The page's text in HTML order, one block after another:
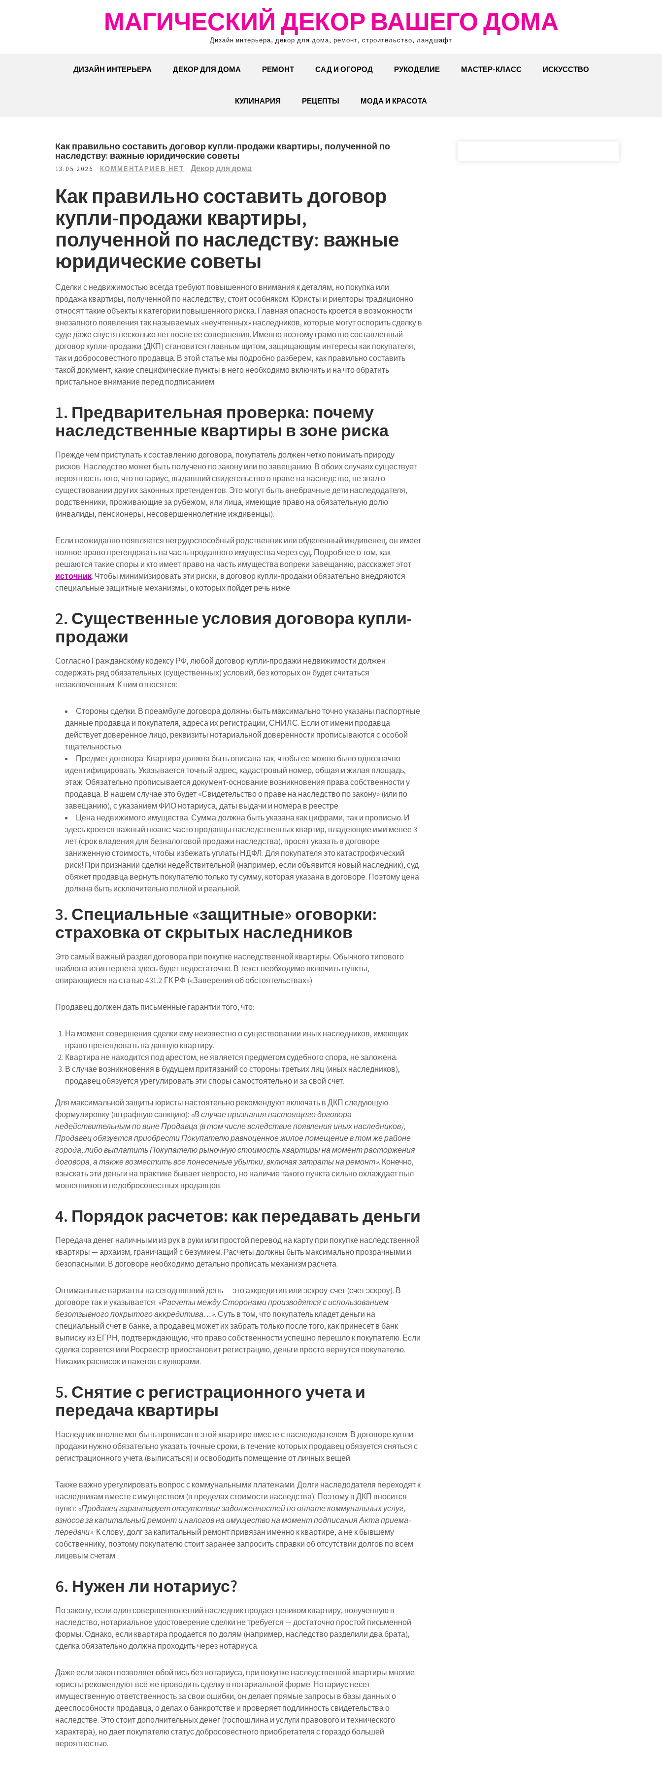
МАГИЧЕСКИЙ ДЕКОР ВАШЕГО ДОМА
Дизайн интерьера, декор для дома, ремонт, строительство, ландшафт
ДИЗАЙН ИНТЕРЬЕРА ДЕКОР ДЛЯ ДОМА РЕМОНТ САД И ОГОРОД РУКОДЕЛИЕ МАСТЕР-КЛАСС ИСКУССТВО
КУЛИНАРИЯ РЕЦЕПТЫ МОДА И КРАСОТА
Как правильно составить договор купли-продажи квартиры, полученной по
наследству: важные юридические советы
13.05.2026 КОММЕНТАРИЕВ НЕТ Декор для дома
Как правильно составить договор
купли-продажи квартиры,
полученной по наследству: важные
юридические советы
Сделки с недвижимостью всегда требуют повышенного внимания к деталям, но покупка или
продажа квартиры, полученной по наследству, стоит особняком. Юристы и риелторы традиционно
относят такие объекты к категории повышенного риска. Главная опасность кроется в возможности
внезапного появления так называемых «неучтенных» наследников, которые могут оспорить сделку в
суде даже спустя несколько лет после ее совершения. Именно поэтому грамотно составленный
договор купли-продажи (ДКП) становится главным щитом, защищающим интересы как покупателя,
так и добросовестного продавца. В этой статье мы подробно разберем, как правильно составить
такой документ, какие специфические пункты в него необходимо включить и на что обратить
пристальное внимание перед подписанием.
1. Предварительная проверка: почему
наследственные квартиры в зоне риска
Прежде чем приступать к составлению договора, покупатель должен четко понимать природу
рисков. Наследство может быть получено по закону или по завещанию. В обоих случаях существует
вероятность того, что нотариус, выдавший свидетельство о праве на наследство, не знал о
существовании других законных претендентов. Это могут быть внебрачные дети наследодателя,
родственники, проживающие за рубежом, или лица, имеющие право на обязательную долю
(инвалиды, пенсионеры, несовершеннолетние иждивенцы).
Если неожиданно появляется нетрудоспособный родственник или обделенный иждивенец, он имеет
полное право претендовать на часть проданного имущества через суд. Подробнее о том, как
решаются такие споры и кто имеет право на часть имущества вопреки завещанию, расскажет этот
источник. Чтобы минимизировать эти риски, в договор купли-продажи обязательно внедряются
специальные защитные механизмы, о которых пойдет речь ниже.
2. Существенные условия договора купли-
продажи
Согласно Гражданскому кодексу РФ, любой договор купли-продажи недвижимости должен
содержать ряд обязательных (существенных) условий, без которых он будет считаться
незаключенным. К ним относятся:
Стороны сделки. В преамбуле договора должны быть максимально точно указаны паспортные
данные продавца и покупателя, адреса их регистрации, СНИЛС. Если от имени продавца
действует доверенное лицо, реквизиты нотариальной доверенности прописываются с особой
тщательностью.
Предмет договора. Квартира должна быть описана так, чтобы ее можно было однозначно
идентифицировать. Указывается точный адрес, кадастровый номер, общая и жилая площадь,
этаж. Обязательно прописывается документ-основание возникновения права собственности у
продавца. В нашем случае это будет «Свидетельство о праве на наследство по закону» (или по
завещанию), с указанием ФИО нотариуса, даты выдачи и номера в реестре.
Цена недвижимого имущества.Сумма должна быть указана как цифрами, так и прописью. И
здесь кроется важный нюанс: часто продавцы наследственных квартир, владеющие ими менее 3
лет (срок владения для безналоговой продажи наследства), просят указать в договоре
заниженную стоимость, чтобы избежать уплаты НДФЛ.Для покупателя это катастрофический
риск! При признании сделки недействительной (например, если объявится новый наследник), суд
обяжет продавца вернуть покупателю только ту сумму, которая указана в договоре. Поэтому цена
должна быть исключительно полной и реальной.
3. Специальные «защитные» оговорки:
страховка от скрытых наследников
Это самый важный раздел договора при покупке наследственной квартиры. Обычного типового
шаблона из интернета здесь будет недостаточно. В текст необходимо включить пункты,
опирающиеся на статью 431.2 ГК РФ («Заверения об обстоятельствах»).
Продавец должен дать письменные гарантии того, что:
На момент совершения сделки ему неизвестно о существовании иных наследников, имеющих
право претендовать на данную квартиру.
Квартира не находится под арестом, не является предметом судебного спора, не заложена.
В случае возникновения в будущем притязаний со стороны третьих лиц (иных наследников),
продавец обязуется урегулировать эти споры самостоятельно и за свой счет.
Для максимальной защиты юристы настоятельно рекомендуют включать в ДКП следующую
формулировку (штрафную санкцию): «В случае признания настоящего договора
недействительным по вине Продавца (в том числе вследствие появления иных наследников),
Продавец обязуется приобрести Покупателю равноценное жилое помещение в том же районе
города, либо выплатить Покупателю рыночную стоимость квартиры на момент расторжения
договора, а также возместить все понесенные убытки, включая затраты на ремонт». Конечно,
взыскать эти деньги на практике бывает непросто, но наличие такого пункта сильно охлаждает пыл
мошенников и недобросовестных продавцов.
4. Порядок расчетов: как передавать деньги
Передача денег наличными из рук в руки или простой перевод на карту при покупке наследственной
квартиры — архаизм, граничащий с безумием. Расчеты должны быть максимально прозрачными и
безопасными. В договоре необходимо детально прописать механизм расчета.
Оптимальные варианты на сегодняшний день — это аккредитив или эскроу-счет (счет эскроу). В
договоре так и указывается: «Расчеты между Сторонами производятся с использованием
безотзывного покрытого аккредитива…». Суть в том, что покупатель кладет деньги на
специальный счет в банке, а продавец может их забрать только после того, как принесет в банк
выписку из ЕГРН, подтверждающую, что право собственности успешно перешло к покупателю. Если
сделка сорвется или Росреестр приостановит регистрацию, деньги просто вернутся покупателю.
Никаких расписок и пакетов с купюрами.
5. Снятие с регистрационного учета и
передача квартиры
Наследник вполне мог быть прописан в этой квартире вместе с наследодателем. В договоре купли-
продажи нужно обязательно указать точные сроки, в течение которых продавец обязуется сняться с
регистрационного учета (выписаться) и освободить помещение от личных вещей.
Также важно урегулировать вопрос с коммунальными платежами. Долги наследодателя переходят к
наследникам вместе с имуществом (в пределах стоимости наследства). Поэтому в ДКП вносится
пункт: «Продавец гарантирует отсутствие задолженностей по оплате коммунальных услуг,
взносов за капитальный ремонт и налогов на имущество на момент подписания Акта приема-
передачи». К слову, долг за капитальный ремонт привязан именно к квартире, а не к бывшему
собственнику, поэтому покупателю стоит заранее запросить справки об отсутствии долгов по всем
лицевым счетам.
6. Нужен ли нотариус?
По закону, если один совершеннолетний наследник продает целиком квартиру, полученную в
наследство, нотариальное удостоверение сделки не требуется — достаточно простой письменной
формы. Однако, если квартира продается по долям (например, наследство разделили два брата),
сделка обязательно должна проходить через нотариуса.
Даже если закон позволяет обойтись без нотариуса, при покупке наследственной квартиры многие
юристы рекомендуют всё же проводить сделку в нотариальной форме. Нотариус несет
имущественную ответственность за свои ошибки, он делает прямые запросы в базы данных о
дееспособности продавца, о делах о банкротстве и проверяет подлинность свидетельства о
наследстве. Это стоит дополнительных денег (госпошлина и услуги правового и технического
характера), но дает покупателю статус добросовестного приобретателя с гораздо большей
вероятностью.